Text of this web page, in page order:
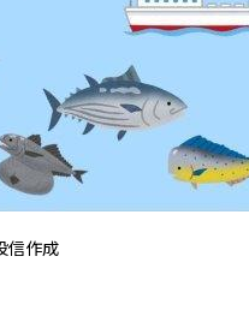
信作成